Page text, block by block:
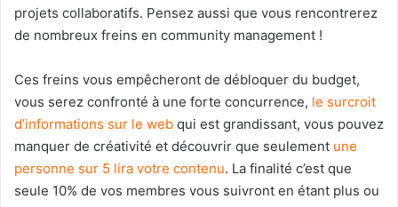
projets collaboratifs. Pensez aussi que vous rencontrerez
de nombreux freins en community management !
Ces freins vous empêcheront de débloquer du budget,
vous serez confronté à une forte concurrence, le surcroit
d’informations sur le web qui est grandissant, vous pouvez
manquer de créativité et découvrir que seulement une
personne sur 5 lira votre contenu. La finalité c’est que
seule 10% de vos membres vous suivront en étant plus ou